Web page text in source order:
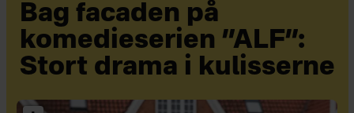
Bag facaden på
komedieserien ”ALF”:
Stort drama i kulisserne